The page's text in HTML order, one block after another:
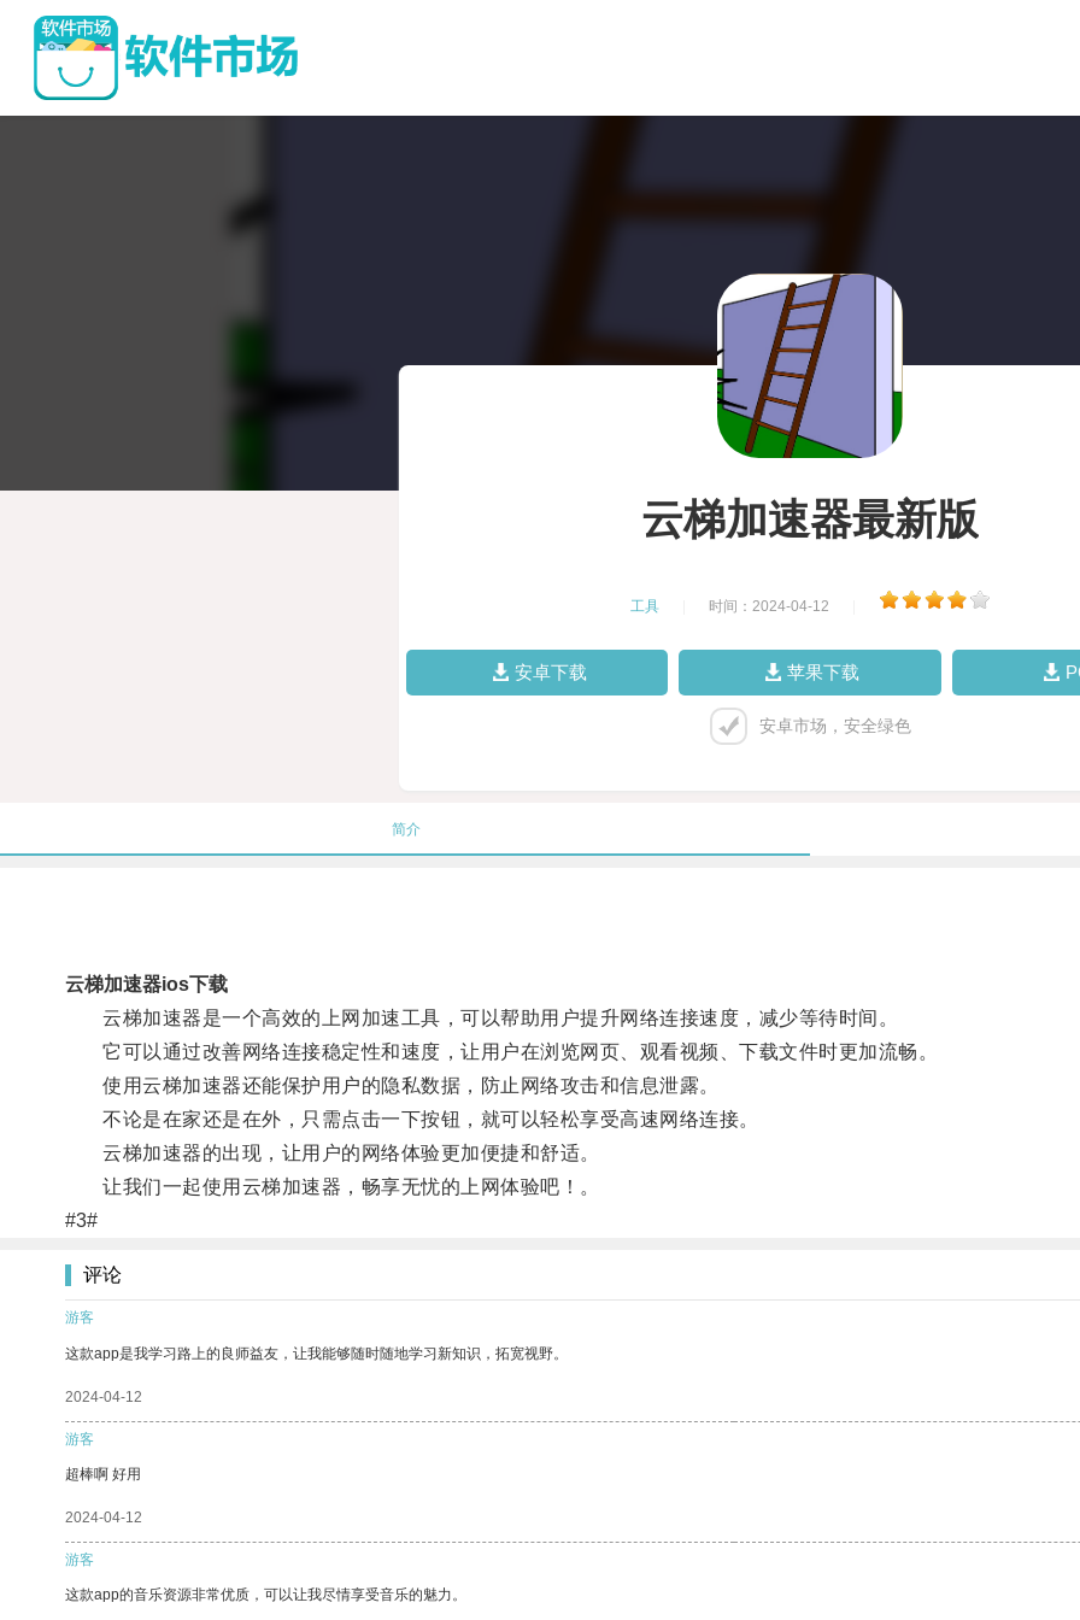
云梯加速器最新版
工具 时间：2024-04-12
安卓下载 苹果下载
安卓市场，安全绿色
简介
云梯加速器ios下载
云梯加速器是一个高效的上网加速工具，可以帮助用户提升网络连接速度，减少等待时间。
它可以通过改善网络连接稳定性和速度，让用户在浏览网页、观看视频、下载文件时更加流畅。
使用云梯加速器还能保护用户的隐私数据，防止网络攻击和信息泄露。
不论是在家还是在外，只需点击一下按钮，就可以轻松享受高速网络连接。
云梯加速器的出现，让用户的网络体验更加便捷和舒适。
让我们一起使用云梯加速器，畅享无忧的上网体验吧！。
#3#
评论
游客
这款app是我学习路上的良师益友，让我能够随时随地学习新知识，拓宽视野。
2024-04-12
游客
超棒啊 好用
2024-04-12
游客
这款app的音乐资源非常优质，可以让我尽情享受音乐的魅力。